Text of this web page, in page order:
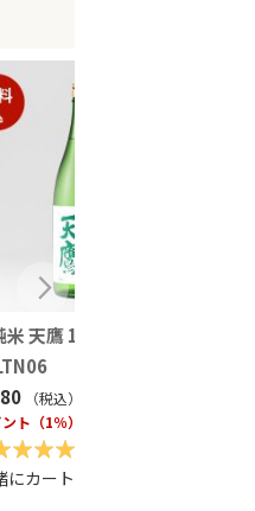
天鷹 1800ml
（税込）
ト（1％）
にカートに入れる